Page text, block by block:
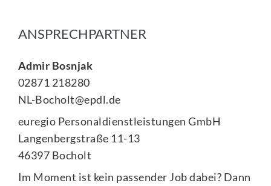
ANSPRECHPARTNER
Admir Bosnjak
02871 218280
NL-Bocholt@epdl.de
euregio Personaldienstleistungen GmbH
Langenbergstraße 11-13
46397 Bocholt
Im Moment ist kein passender Job dabei? Dann